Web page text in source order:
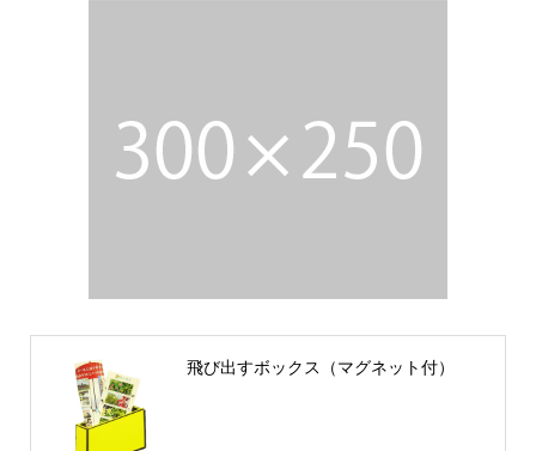
飛び出すボックス（マグネット付）